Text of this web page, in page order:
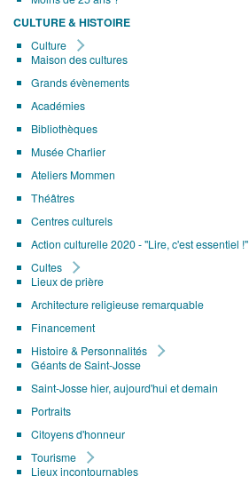
CULTURE & HISTOIRE
Culture
Maison des cultures
Grands évènements
Académies
Bibliothèques
Musée Charlier
Ateliers Mommen
Théâtres
Centres culturels
Action culturelle 2020 - "Lire, c'est essentiel !"
Cultes
Lieux de prière
Architecture religieuse remarquable
Financement
Histoire & Personnalités
Géants de Saint-Josse
Saint-Josse hier, aujourd'hui et demain
Portraits
Citoyens d'honneur
Tourisme
Lieux incontournables